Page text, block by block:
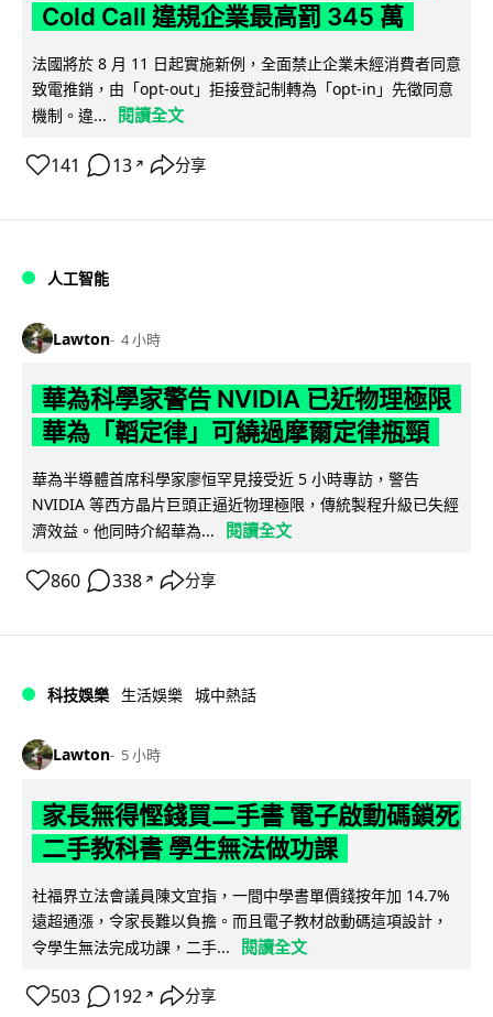
Cold Call 違規企業最高罰 345 萬
法國將於 8 月 11 日起實施新例，全面禁止企業未經消費者同意
致電推銷，由「opt-out」拒接登記制轉為「opt-in」先徵同意
機制。違...
閱讀全文
141 13 ↗ 分享
人工智能
Lawton 4 小時
華為科學家警告 NVIDIA 已近物理極限
華為「韜定律」可繞過摩爾定律瓶頸
華為半導體首席科學家廖恒罕見接受近 5 小時專訪，警告
NVIDIA 等西方晶片巨頭正逼近物理極限，傳統製程升級已失經
濟效益。他同時介紹華為...
閱讀全文
860 338 ↗ 分享
科技娛樂 生活娛樂 城中熱話
Lawton 5 小時
家長無得慳錢買二手書 電子啟動碼鎖死
二手教科書 學生無法做功課
社福界立法會議員陳文宜指，一間中學書單價錢按年加 14.7%
遠超通漲，令家長難以負擔。而且電子教材啟動碼這項設計，
令學生無法完成功課，二手...
閱讀全文
503 192 ↗ 分享